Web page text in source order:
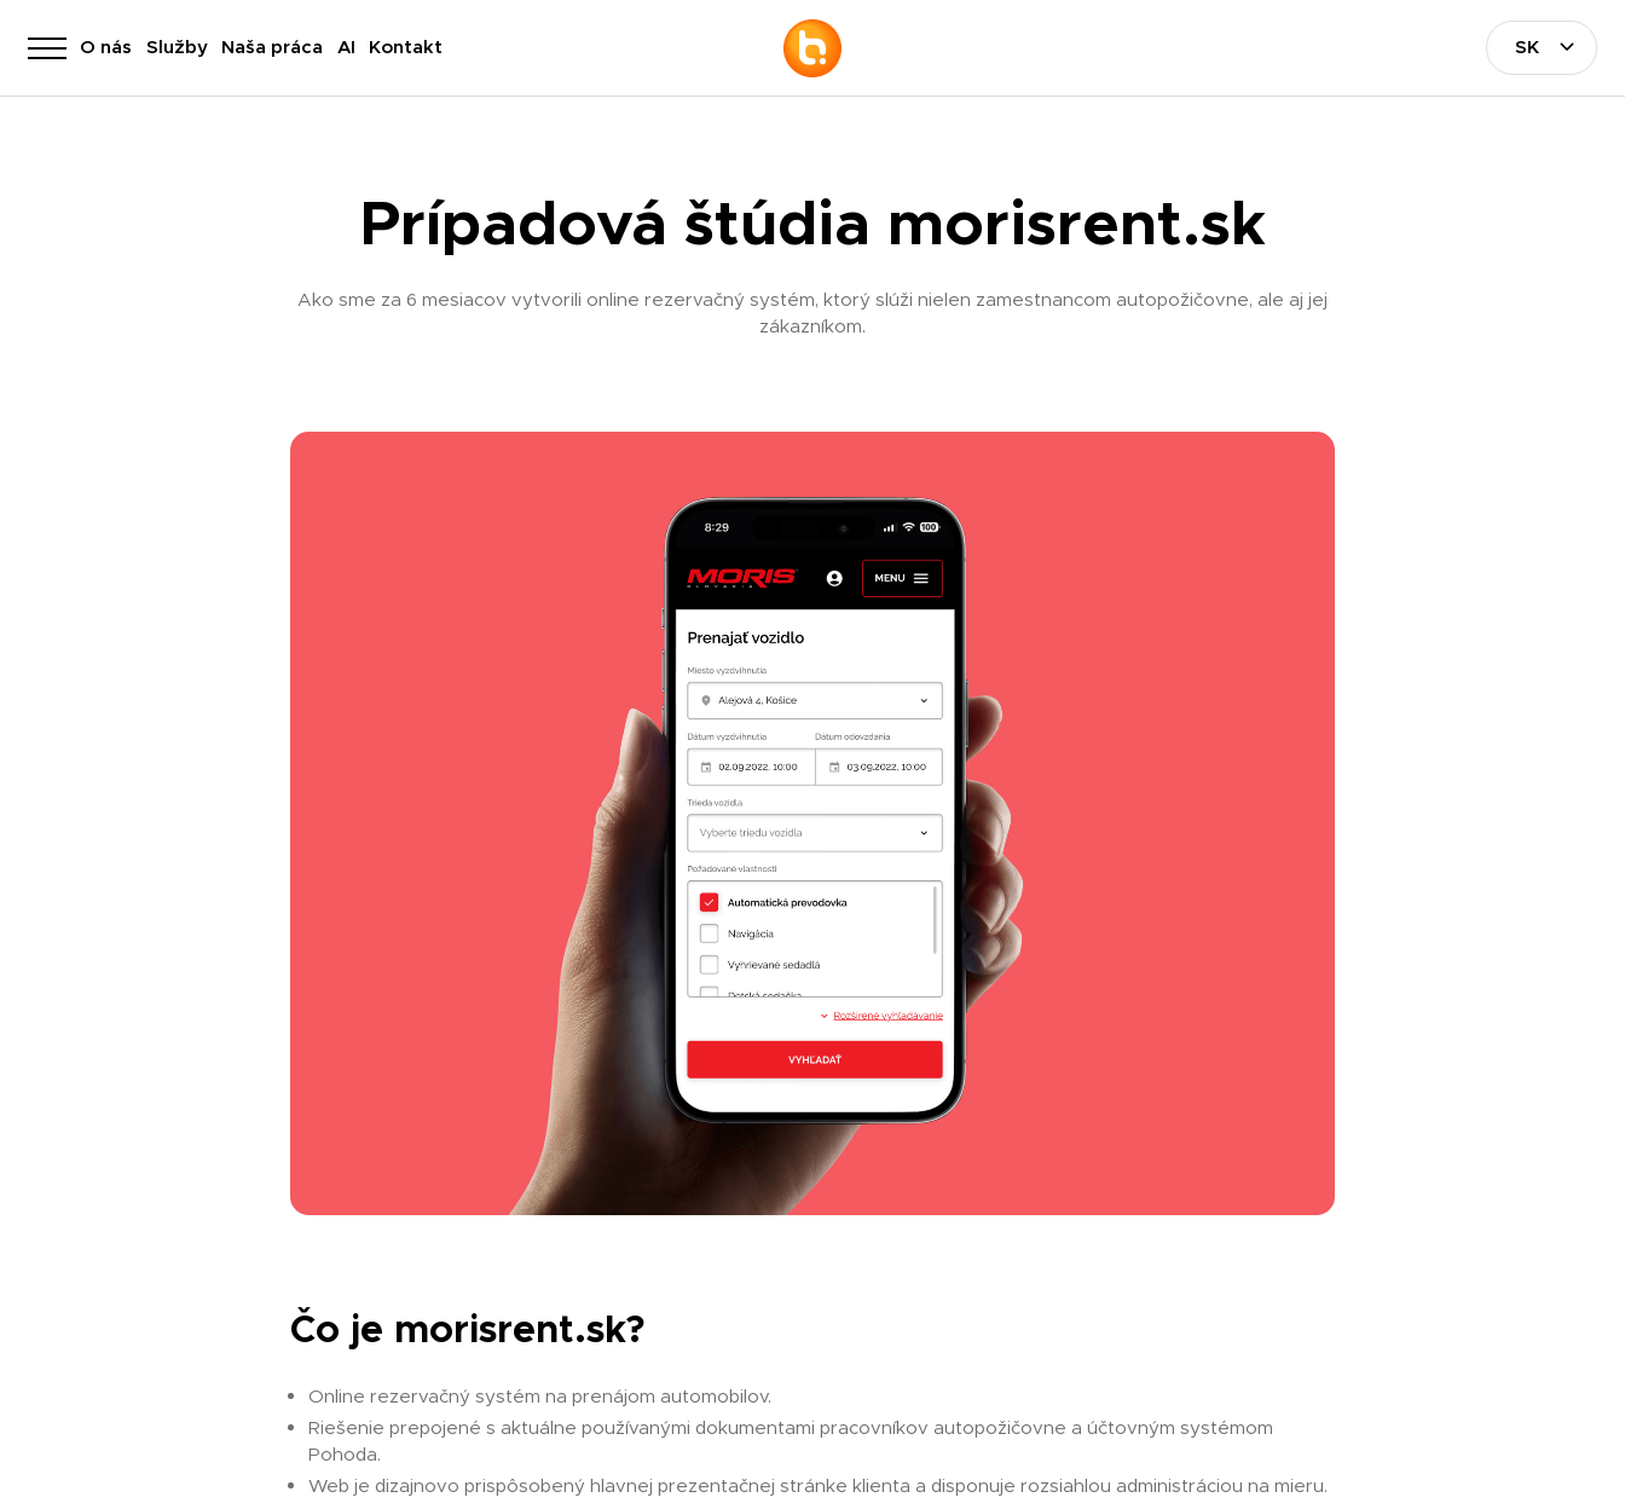
O nás Služby Naša práca AI Kontakt
Prípadová štúdia morisrent.sk
Ako sme za 6 mesiacov vytvorili online rezervačný systém, ktorý slúži nielen zamestnancom autopožičovne, ale aj jej
zákazníkom.
Čo je morisrent.sk?
Online rezervačný systém na prenájom automobilov.
Riešenie prepojené s aktuálne používanými dokumentami pracovníkov autopožičovne a účtovným systémom
Pohoda.
Web je dizajnovo prispôsobený hlavnej prezentačnej stránke klienta a disponuje rozsiahlou administráciou na mieru.